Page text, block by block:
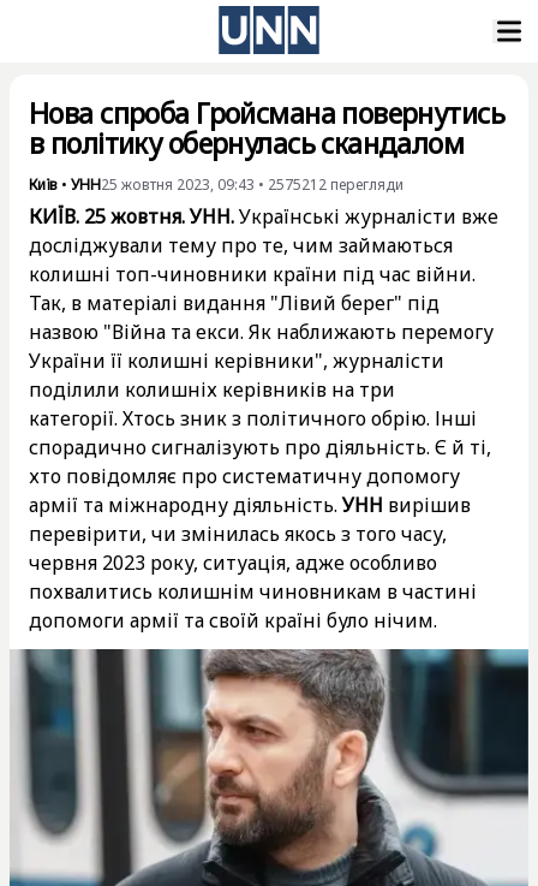
Нова спроба Гройсмана повернутись
в політику обернулась скандалом
Київ • УНН25 жовтня 2023, 09:43 • 2575212 перегляди
КИЇВ. 25 жовтня. УНН.Українські журналісти вже
досліджували тему про те, чим займаються
колишні топ-чиновники країни під час війни.
Так, в матеріалі видання "Лівий берег" під
назвою "Війна та екси. Як наближають перемогу
України її колишні керівники", журналісти
поділили колишніх керівників на три
категорії. Хтось зник з політичного обрію. Інші
спорадично сигналізують про діяльність. Є й ті,
хто повідомляє про систематичну допомогу
армії та міжнародну діяльність.УНН вирішив
перевірити, чи змінилась якось з того часу,
червня 2023 року, ситуація, адже особливо
похвалитись колишнім чиновникам в частині
допомоги армії та своїй країні було нічим.